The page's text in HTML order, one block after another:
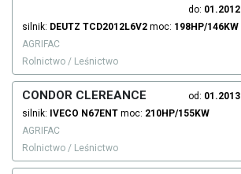
do: 01.2012
silnik: DEUTZ TCD2012L6V2 moc: 198HP/146KW
AGRIFAC
Rolnictwo / Leśnictwo
CONDOR CLEREANCE od: 01.2013
silnik: IVECO N67ENT moc: 210HP/155KW
AGRIFAC
Rolnictwo / Leśnictwo